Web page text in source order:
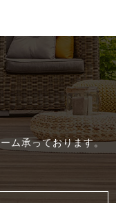
ム承っております。